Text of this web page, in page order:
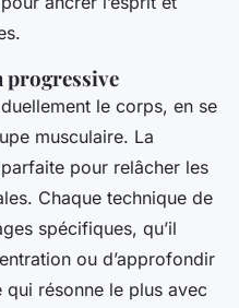
progressive
le corps, en se
musculaire. La
pour relâcher les
Chaque technique de
spécifiques, qu’il
ou d’approfondir
qui résonne le plus avec